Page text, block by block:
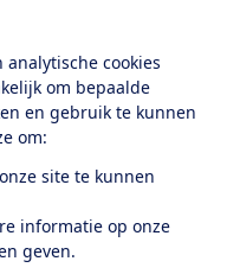
analytische cookies
om bepaalde
en gebruik te kunnen
om:
site te kunnen
informatie op onze
geven.